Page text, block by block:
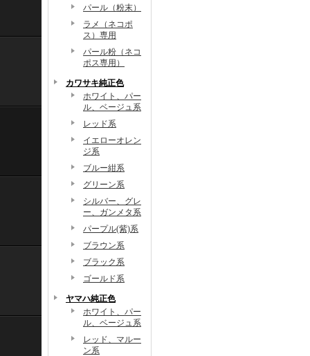
パール（粉末）
ラメ（ネコポ
ス）専用
パール粉（ネコ
ポス専用）
カワサキ純正色
ホワイト、パー
ル、ベージュ系
レッド系
イエローオレン
ジ系
ブルー紺系
グリーン系
シルバー、グレ
ー、ガンメタ系
パープル(紫)系
ブラウン系
ブラック系
ゴールド系
ヤマハ純正色
ホワイト、パー
ル、ベージュ系
レッド、マルー
ン系